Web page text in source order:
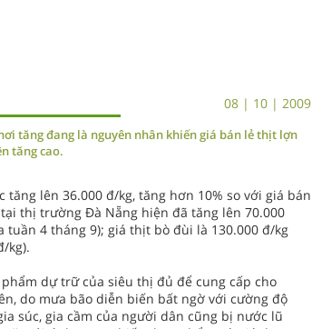
08 | 10 | 2009
tăng đang là nguyên nhân khiến giá bán lẻ thịt lợn
tăng cao.
lên 36.000 đ/kg, tăng hơn 10% so với giá bán
thị trường Đà Nẵng hiện đã tăng lên 70.000
tuần 4 tháng 9); giá thịt bò đùi là 130.000 đ/kg
kg).
dự trữ của siêu thị đủ để cung cấp cho
do mưa bão diễn biến bất ngờ với cường độ
súc, gia cầm của người dân cũng bị nước lũ